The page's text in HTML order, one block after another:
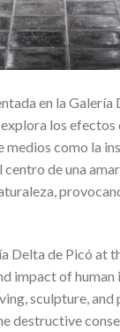
en la Galería
los efectos
como la
de una
de Picó at
impact of
sculpture,
destructive